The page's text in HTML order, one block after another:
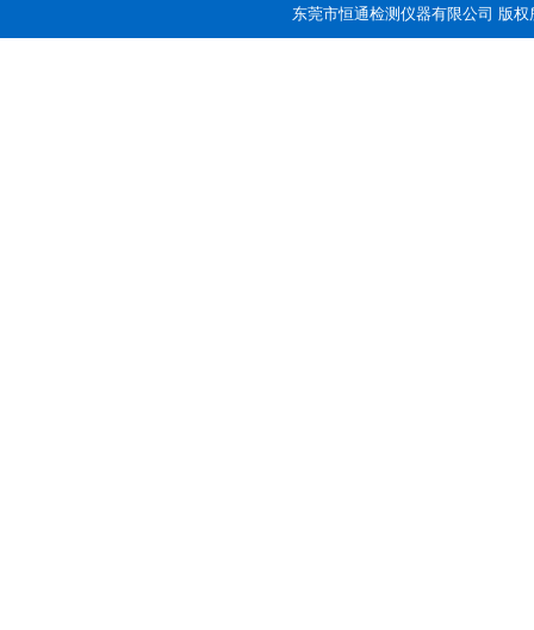
东莞市恒通检测仪器有限公司 版